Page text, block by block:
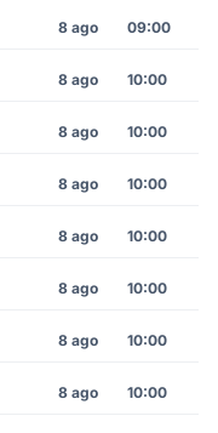
8 ago 09:00
8 ago 10:00
8 ago 10:00
8 ago 10:00
8 ago 10:00
8 ago 10:00
8 ago 10:00
8 ago 10:00